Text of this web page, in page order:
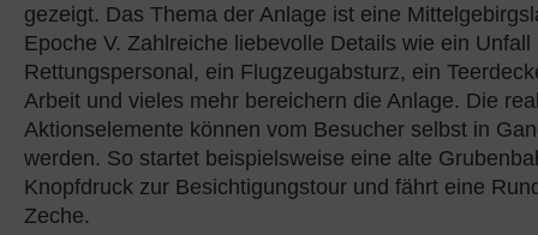
gezeigt. Das Thema der Anlage ist eine
Epoche V. Zahlreiche liebevolle Details wie ein Unfall
Rettungspersonal, ein Flugzeugabsturz, ein
Arbeit und vieles mehr bereichern die Anlage. Die
Aktionselemente können vom Besucher selbst in
werden. So startet beispielsweise eine alte
Knopfdruck zur Besichtigungstour und fährt eine
Zeche.